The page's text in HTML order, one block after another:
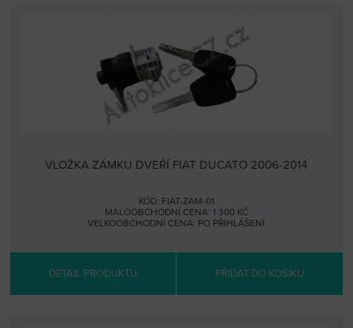
VLOŽKA ZÁMKU DVEŘÍ FIAT DUCATO 2006-2014
KÓD: FIAT-ZAM-01
MALOOBCHODNÍ CENA: 1 300 KČ
VELKOOBCHODNÍ CENA: PO PŘIHLÁŠENÍ
DETAIL PRODUKTU PŘIDAT DO KOŠÍKU